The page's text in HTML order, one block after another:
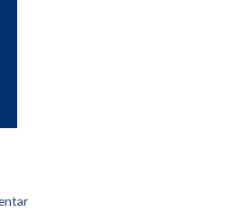
zu